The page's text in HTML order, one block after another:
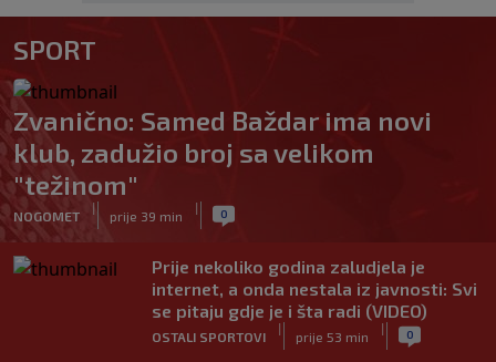
SPORT
Zvanično: Samed Baždar ima novi
klub, zadužio broj sa velikom
"težinom"
NOGOMET
|
prije 39 min
| 0
Prije nekoliko godina zaludjela je
internet, a onda nestala iz javnosti: Svi
se pitaju gdje je i šta radi (VIDEO)
OSTALI SPORTOVI
|
prije 53 min
| 0